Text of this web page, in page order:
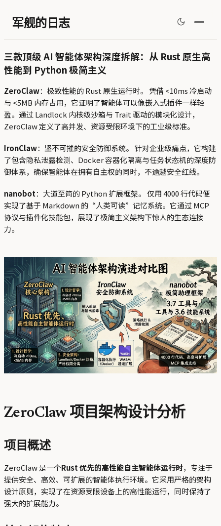
军舰的日志
三款顶级 AI 智能体架构深度拆解：从 Rust 原生高
性能到 Python 极简主义
ZeroClaw：极致性能的 Rust 原生运行时。 凭借 <10ms 冷启动
与 <5MB 内存占用，它证明了智能体可以像嵌入式插件一样轻
盈。通过 Landlock 内核级沙箱与 Trait 驱动的模块化设计，
ZeroClaw 定义了高并发、资源受限环境下的工业级标准。
IronClaw：坚不可摧的安全防御系统。 针对企业级痛点，它构建
了包含隐私泄露检测、Docker 容器化隔离与任务状态机的深度防
御体系，确保智能体在拥有自主权的同时，不逾越安全红线。
nanobot：大道至简的 Python 扩展框架。 仅用 4000 行代码便
实现了基于 Markdown 的“人类可读”记忆系统。它通过 MCP
协议与插件化技能包，展现了极简主义架构下惊人的生态连接
力。
ZeroClaw 项目架构设计分析
项目概述
ZeroClaw 是一个Rust 优先的高性能自主智能体运行时，专注于
提供安全、高效、可扩展的智能体执行环境。它采用严格的架构
设计原则，实现了在资源受限设备上的高性能运行，同时保持了
强大的扩展能力。